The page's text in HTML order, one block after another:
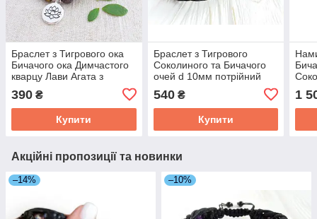
Браслет з Тигрового ока
Бичачого ока Димчастого
кварцу Лави Агата з
390 ₴
Купити
Браслет з Тигрового
Соколиного та Бичачого
очей d 10мм потрійний
540₴
Купити
1
Акційні пропозиції та новинки
–14% –10%